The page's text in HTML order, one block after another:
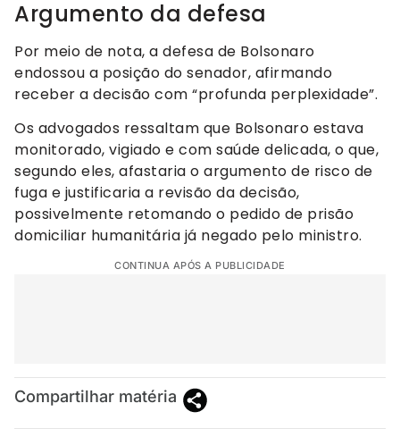
Argumento da defesa
Por meio de nota, a defesa de Bolsonaro
endossou a posição do senador, afirmando
receber a decisão com “profunda perplexidade”.
Os advogados ressaltam que Bolsonaro estava
monitorado, vigiado e com saúde delicada, o que,
segundo eles, afastaria o argumento de risco de
fuga e justificaria a revisão da decisão,
possivelmente retomando o pedido de prisão
domiciliar humanitária já negado pelo ministro.
CONTINUA APÓS A PUBLICIDADE
Compartilhar matéria